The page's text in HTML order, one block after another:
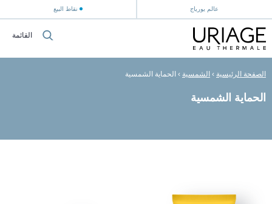
عالم يورياج نقاط البيع
القائمة
الصفحة الرئيسية › الشمسية › الحماية الشمسية
الحماية الشمسية